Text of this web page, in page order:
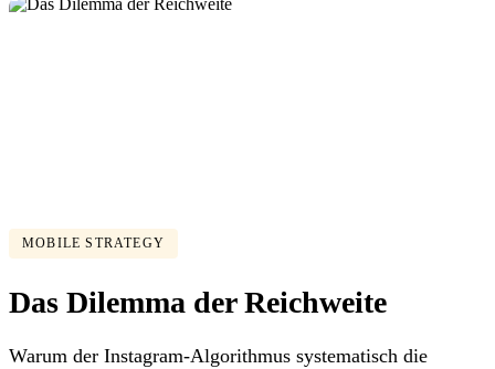
MOBILE STRATEGY
Das Dilemma der Reichweite
Warum der Instagram-Algorithmus systematisch die